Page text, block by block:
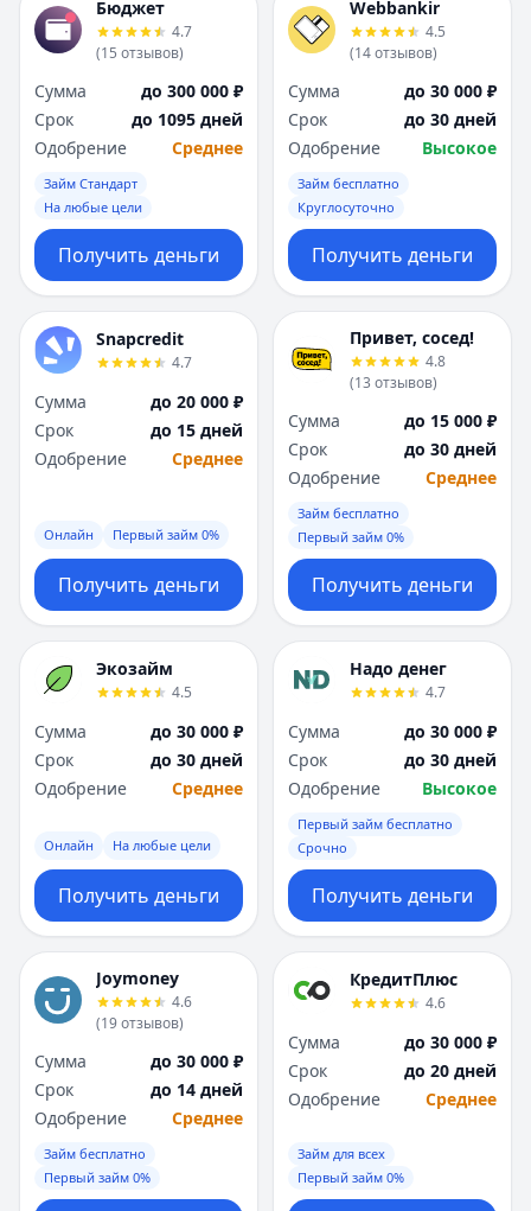
Бюджет
4.7
(15 отзывов)
Сумма
до 300 000 ₽
Срок
до 1095 дней
Одобрение
Среднее
Займ Стандарт
На любые цели
Получить деньги
Webbankir
4.5
(14отзывов)
Сумма
до 30 000 ₽
Срок
до 30 дней
Одобрение
Высокое
Займ бесплатно
Круглосуточно
Получить деньги
Snapcredit
4.7
Сумма
до 20 000 ₽
Срок
до 15 дней
Одобрение
Среднее
Онлайн Первый займ 0%
Получить деньги
Привет, сосед!
4.8
(13 отзывов)
Сумма
до 15 000 ₽
Срок
до 30 дней
Одобрение
Среднее
Займ бесплатно
Первый займ 0%
Получить деньги
Экозайм
4.5
Сумма
до 30 000 ₽
Срок
до 30 дней
Одобрение
Среднее
Онлайн На любые цели
Получить деньги
Надо денег
4.7
Сумма
до 30 000 ₽
Срок
до 30 дней
Одобрение
Высокое
Первый займ бесплатно
Срочно
Получить деньги
Joymoney
4.6
(19отзывов)
Сумма
до 30 000 ₽
Срок
до 14 дней
Одобрение
Среднее
Займ бесплатно
Первый займ 0%
КредитПлюс
4.6
Сумма
до 30 000 ₽
Срок
до 20 дней
Одобрение
Среднее
Займ для всех
Первый займ 0%